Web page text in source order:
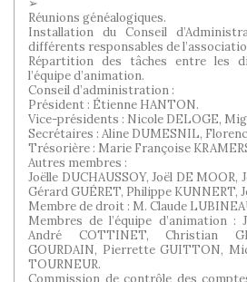
➢
Réunions généalogiques.
Installation du Conseil
différents responsables de
Répartition des tâches entre les
l’équipe d’animation.
Conseil d’administration :
Président : Étienne HANTON.
Vice-présidents : Nicole DELOGE,
Secrétaires : Aline DUMESNIL,
Trésorière : Marie Françoise
Autres membres :
Joëlle DUCHAUSSOY, Joël DE MOOR,
Gérard GUÉRET, Philippe KUNNERT,
Membre de droit : M. Claude
Membres de l’équipe d’animation :
André COTTINET, Christian
GOURDAIN, Pierrette GUITTON,
TOURNEUR.
Commission de contrôle des